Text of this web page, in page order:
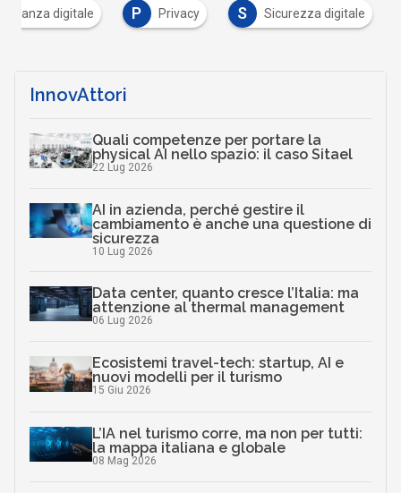
digitale P Privacy S Sicurezza digitale
InnovAttori
Quali competenze per portare la
physical AI nello spazio: il caso Sitael
22 Lug 2026
AI in azienda, perché gestire il
cambiamento è anche una questione di
sicurezza
10 Lug 2026
Data center, quanto cresce l’Italia: ma
attenzione al thermal management
06 Lug 2026
Ecosistemi travel-tech: startup, AI e
nuovi modelli per il turismo
15 Giu 2026
L’IA nel turismo corre, ma non per tutti:
la mappa italiana e globale
08 Mag 2026